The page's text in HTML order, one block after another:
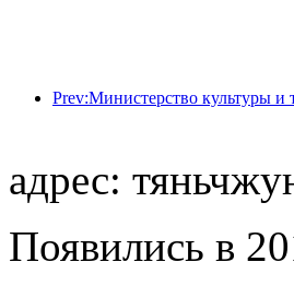
адрес:
Появились в